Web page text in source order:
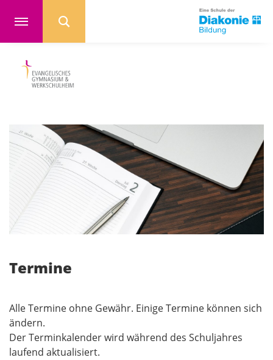
Termine
Alle Termine ohne Gewähr. Einige Termine können sich
ändern.
Der Terminkalender wird während des Schuljahres
laufend aktualisiert.